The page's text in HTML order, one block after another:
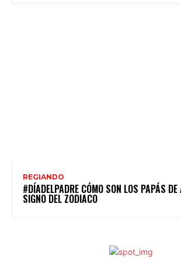
REGIANDO
#DÍADELPADRE CÓMO SON LOS PAPÁS
SIGNO DEL ZODIACO